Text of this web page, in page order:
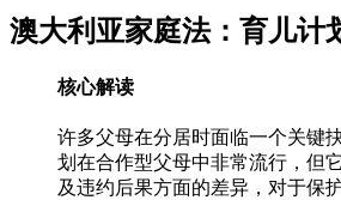
澳大利亚家庭法：育儿计
核心解读
许多父母在分居时面临一个关键
划在合作型父母中非常流行，但
及违约后果方面的差异，对于保